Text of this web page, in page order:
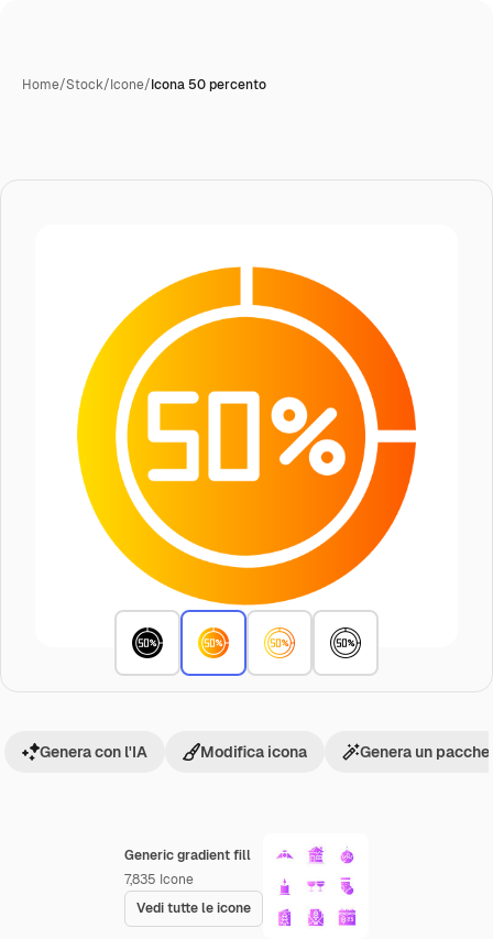
Home/Stock/Icone/Icona 50 percento
Generic gradient fill
7,835 Icone
Vedi tutte le icone
Genera con l'IA Modifica icona Genera un